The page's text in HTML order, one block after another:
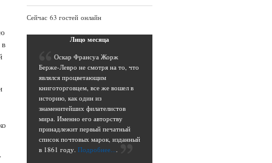
Сейчас 63 гостей онлайн
Лицо месяца
Оскар Франсуа Жорж
Берже-Левро не смотря на то, что
являлся процветающим
книготорговцем, все же вошел в
историю, как один из
знаменитейших филателистов
мира. Именно его авторству
принадлежит первый печатный
список почтовых марок, изданный
в 1861 году. Подробнее....